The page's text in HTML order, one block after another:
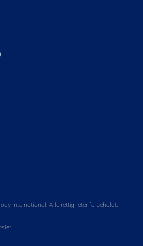
International. Alle rettigheter forbeholdt.